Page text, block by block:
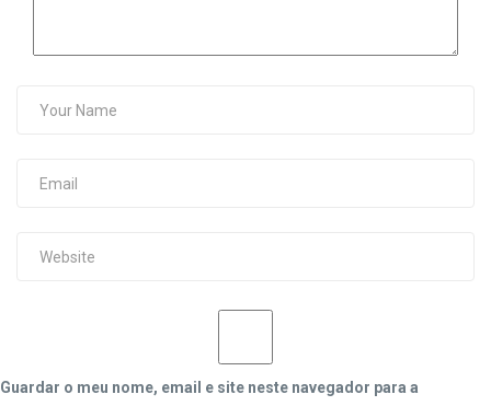
Guardar o meu nome, email e site neste navegador para a